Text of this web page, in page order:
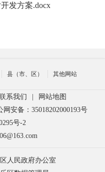
发方案.docx
县（市、区） 其他网站
系我们
网站地图
网安备：35018202000193号
号-2
人民政府办公室